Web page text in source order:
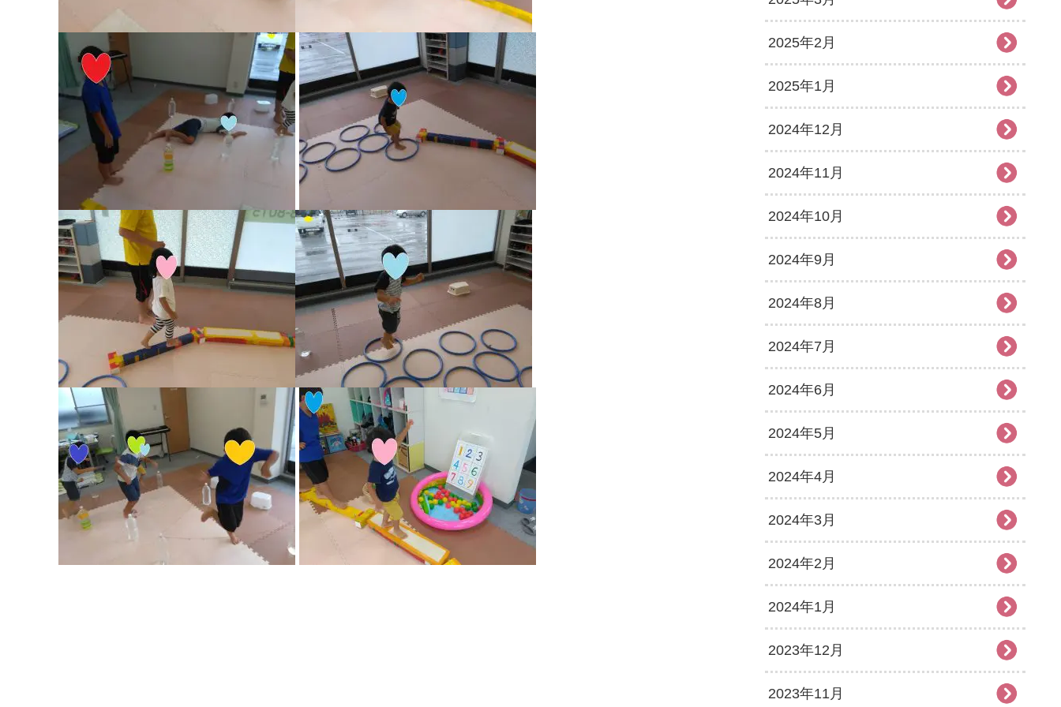
2025年2月
2025年1月
2024年12月
2024年11月
2024年10月
2024年9月
2024年8月
2024年7月
2024年6月
2024年5月
2024年4月
2024年3月
2024年2月
2024年1月
2023年12月
2023年11月